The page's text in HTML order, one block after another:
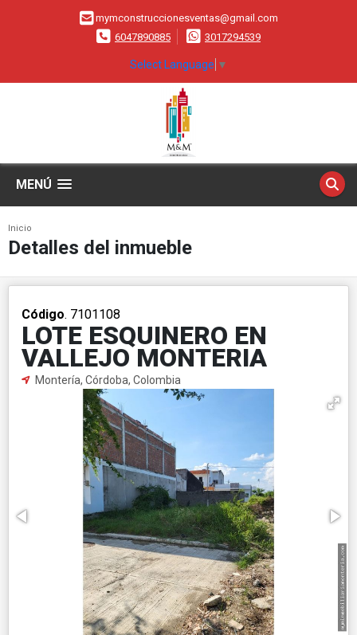
mymconstruccionesventas@gmail.com
6047890885
3017294539
Select Language ▼
MENÚ
Inicio
Detalles del inmueble
Código. 7101108
LOTE ESQUINERO EN
VALLEJO MONTERIA
Montería, Córdoba, Colombia